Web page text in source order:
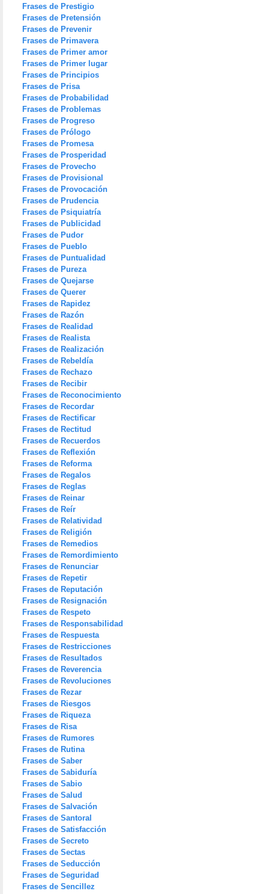
Frases de Prestigio
Frases de Pretensión
Frases de Prevenir
Frases de Primavera
Frases de Primer amor
Frases de Primer lugar
Frases de Principios
Frases de Prisa
Frases de Probabilidad
Frases de Problemas
Frases de Progreso
Frases de Prólogo
Frases de Promesa
Frases de Prosperidad
Frases de Provecho
Frases de Provisional
Frases de Provocación
Frases de Prudencia
Frases de Psiquiatría
Frases de Publicidad
Frases de Pudor
Frases de Pueblo
Frases de Puntualidad
Frases de Pureza
Frases de Quejarse
Frases de Querer
Frases de Rapidez
Frases de Razón
Frases de Realidad
Frases de Realista
Frases de Realización
Frases de Rebeldía
Frases de Rechazo
Frases de Recibir
Frases de Reconocimiento
Frases de Recordar
Frases de Rectificar
Frases de Rectitud
Frases de Recuerdos
Frases de Reflexión
Frases de Reforma
Frases de Regalos
Frases de Reglas
Frases de Reinar
Frases de Reír
Frases de Relatividad
Frases de Religión
Frases de Remedios
Frases de Remordimiento
Frases de Renunciar
Frases de Repetir
Frases de Reputación
Frases de Resignación
Frases de Respeto
Frases de Responsabilidad
Frases de Respuesta
Frases de Restricciones
Frases de Resultados
Frases de Reverencia
Frases de Revoluciones
Frases de Rezar
Frases de Riesgos
Frases de Riqueza
Frases de Risa
Frases de Rumores
Frases de Rutina
Frases de Saber
Frases de Sabiduría
Frases de Sabio
Frases de Salud
Frases de Salvación
Frases de Santoral
Frases de Satisfacción
Frases de Secreto
Frases de Sectas
Frases de Seducción
Frases de Seguridad
Frases de Sencillez